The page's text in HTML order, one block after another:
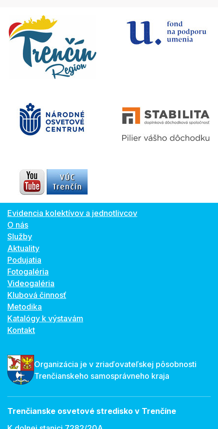
Evidencia kolektívov a jednotlivcov
O nás
Služby
Aktuality
Podujatia
Fotogaléria
Videogaléria
Klubová činnosť
Metodika
Katalógy k výstavám
Kontakt
Organizácia je v zriaďovateľskej pôsobnosti
Trenčianskeho samosprávneho kraja
Trenčianske osvetové stredisko v Trenčíne